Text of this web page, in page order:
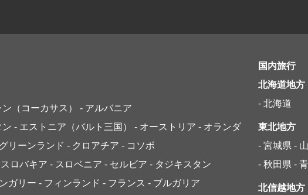
（コーカサス）
- アルバニア
ン - エストニア（バルト三国） - オーストリア - オランダ
リーンランド - クロアチア - コソボ
ロバキア - スロベニア - セルビア - タジキスタン
ガリー - フィンランド - フランス - ブルガリア
国内旅行
北海道地方
- 北海道
東北地方
- 宮城県 -
- 秋田県 -
北信越地方